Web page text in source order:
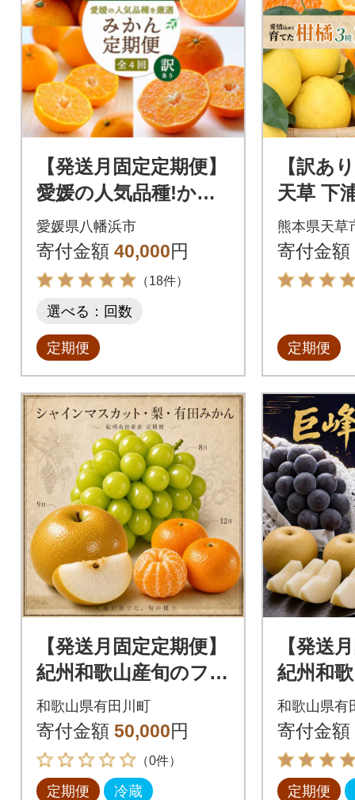
【発送月固定定期便】
愛媛の人気品種!かん
きつ定期便 11月～2月
(訳あり)全4回【H25-1
55】
愛媛県八幡浜市
寄付金額 40,000円
（18件）
選べる：回数
定期便
【訳あ
天草 下
が愛情
柑橘3種
S040-
熊本県天草
寄付金額
定期便
【発送月固定定期便】
紀州和歌山産旬のフル
ーツセットA(シャイ
ン・梨・みかん)全3回
和歌山県有田川町
寄付金額 50,000円
（0件）
定期便 冷蔵
【発送
紀州和
ーツセ
梨・み
和歌山県有
寄付金額
定期便